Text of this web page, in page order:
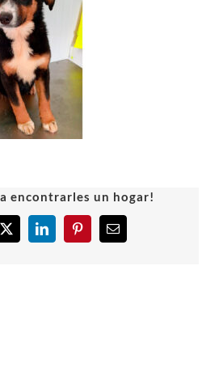
encontrarles un hogar!
X LinkedInPinterestCorreo